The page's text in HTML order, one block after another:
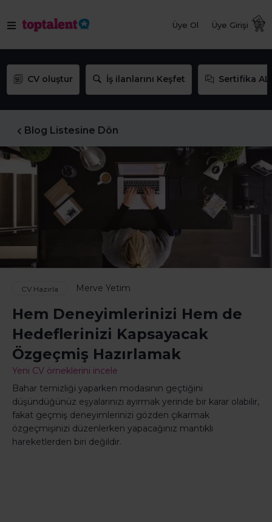
Üye Ol Üye Girişi
CV oluştur İş ilanlarını Keşfet Sertifika AL
Blog Listesine Dön
CV Hazırla Merve Yetim
Hem Deneyimlerinizi Hem de
Hedeflerinizi Kapsayacak
Özgeçmiş Hazırlamak
Yeni CV örneklerini incele
Bahar temizliği yaparken modasının geçtiğini
düşündüğünüz eşyalarınızı ayırmak yerinde bir karar olabilir,
fakat geçmiş deneyimlerinizi gözden çıkarmak
özgeçmişinizi düzenlerken yapacağınız mantıklı
hareketlerden biri değildir.